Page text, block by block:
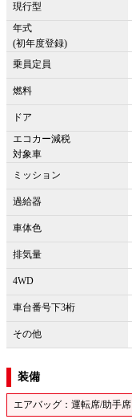
現行型
年式
(初年度登録)
乗員定員
燃料
ドア
エコカー減税
対象車
ミッション
過給器
車体色
排気量
4WD
車台番号下3桁
その他
装備
エアバッグ：運転席/助手席